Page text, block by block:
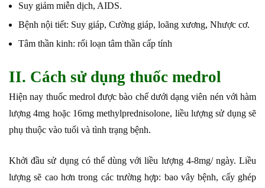
Suy giảm miễn dịch, AIDS.
Bệnh nội tiết: Suy giáp, Cường giáp, loãng xương, Nhược cơ.
Tâm thần kinh: rối loạn tâm thần cấp tính
II. Cách sử dụng thuốc medrol
Hiện nay thuốc medrol được bào chế dưới dạng viên nén với hàm
lượng 4mg hoặc 16mg methylprednisolone, liều lượng sử dụng sẽ
phụ thuộc vào tuổi và tình trạng bệnh.
Khởi đầu sử dụng có thể dùng với liều lượng 4-8mg/ ngày. Liều
lượng sẽ cao hơn trong các trường hợp: bao vây bệnh, cấy ghép